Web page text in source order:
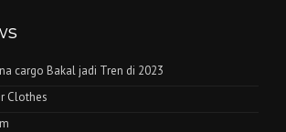
cargo Bakal jadi Tren di 2023
Clothes